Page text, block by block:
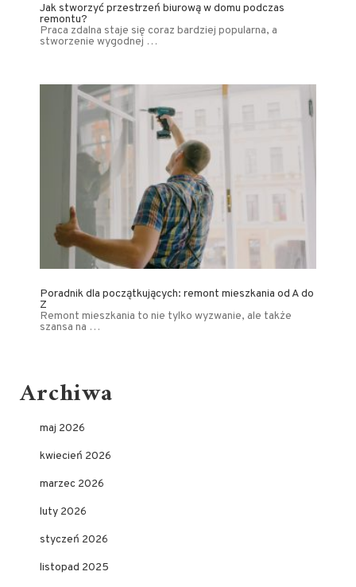
Jak stworzyć przestrzeń biurową w domu podczas
remontu?
Praca zdalna staje się coraz bardziej popularna, a
stworzenie wygodnej …
Poradnik dla początkujących: remont mieszkania od A do
Z
Remont mieszkania to nie tylko wyzwanie, ale także
szansa na …
Archiwa
maj 2026
kwiecień 2026
marzec 2026
luty 2026
styczeń 2026
listopad 2025